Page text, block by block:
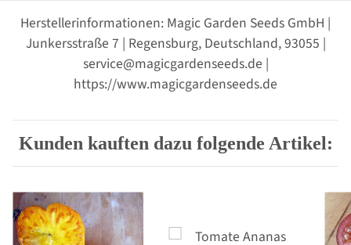
Herstellerinformationen: Magic Garden Seeds GmbH |
Junkersstraße 7 | Regensburg, Deutschland, 93055 |
service@magicgardenseeds.de |
https://www.magicgardenseeds.de
Kunden kauften dazu folgende Artikel: